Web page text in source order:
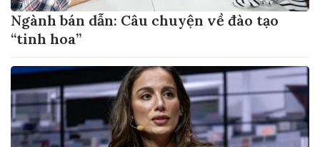
Ngành bán dẫn: Câu chuyện về đào tạo
“tinh hoa”